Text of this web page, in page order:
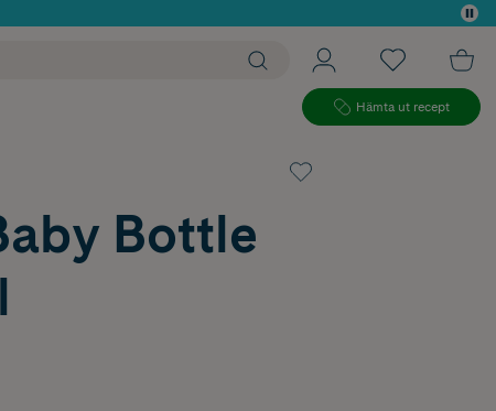
Hämta ut recept
Bottle